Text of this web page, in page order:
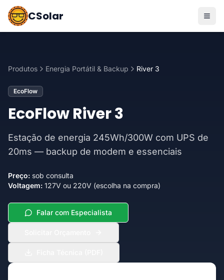
CSolar
Produtos Energia Portátil & Backup River 3
EcoFlow
EcoFlow River 3
Estação de energia 245Wh/300W com UPS de
20ms — backup de modem e essenciais
Preço: sob consulta
Voltagem: 127V ou 220V (escolha na compra)
Falar com Especialista